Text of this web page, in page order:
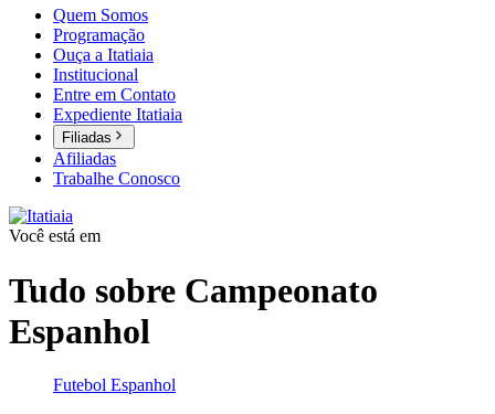
Quem Somos
Programação
Ouça a Itatiaia
Institucional
Entre em Contato
Expediente Itatiaia
Filiadas
Afiliadas
Trabalhe Conosco
Você está em
Tudo sobre Campeonato
Espanhol
Futebol Espanhol